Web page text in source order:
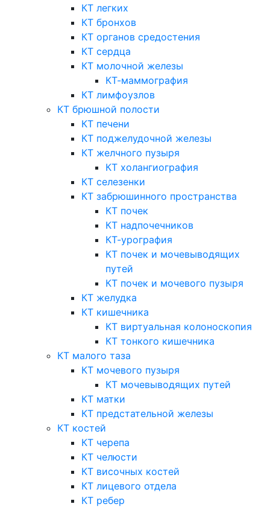
КТ легких
КТ бронхов
КТ органов средостения
КТ сердца
КТ молочной железы
КТ-маммография
КТ лимфоузлов
КТ брюшной полости
КТ печени
КТ поджелудочной железы
КТ желчного пузыря
КТ холангиография
КТ селезенки
КТ забрюшинного пространства
КТ почек
КТ надпочечников
КТ-урография
КТ почек и мочевыводящих
путей
КТ почек и мочевого пузыря
КТ желудка
КТ кишечника
КТ виртуальная колоноскопия
КТ тонкого кишечника
КТ малого таза
КТ мочевого пузыря
КТ мочевыводящих путей
КТ матки
КТ предстательной железы
КТ костей
КТ черепа
КТ челюсти
КТ височных костей
КТ лицевого отдела
КТ ребер